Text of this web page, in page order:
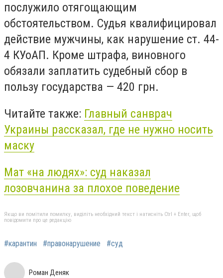
послужило отягощающим
обстоятельством. Судья квалифицировал
действие мужчины, как нарушение ст. 44-
4 КУоАП. Кроме штрафа, виновного
обязали заплатить судебный сбор в
пользу государства — 420 грн.
Читайте также: Главный санврач
Украины рассказал, где не нужно носить
маску
Мат «на людях»: суд наказал
лозовчанина за плохое поведение
Якщо ви помітили помилку, виділіть необхідний текст і натисніть Ctrl + Enter, щоб
повідомити про це редакцію
#карантин #правонарушение #суд
Роман Деняк